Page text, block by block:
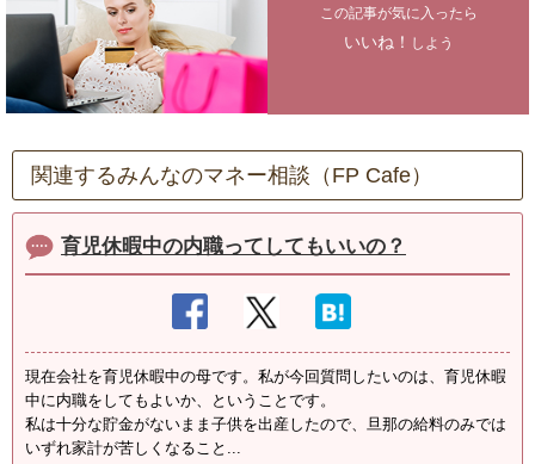
この記事が気に入ったら
いいね！ しよう
関連するみんなのマネー相談（FP Cafe）
育児休暇中の内職ってしてもいいの？
現在会社を育児休暇中の母です。私が今回質問したいのは、育児休暇
中に内職をしてもよいか、ということです。
私は十分な貯金がないまま子供を出産したので、旦那の給料のみでは
いずれ家計が苦しくなること...